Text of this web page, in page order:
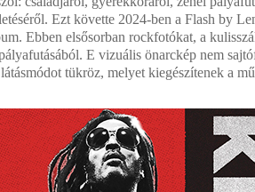
Ezt követte 2024-ben a Flash by
Ebben elsősorban rockfotókat, a
E vizuális önarckép nem
tükröz, melyet kiegészítenek a